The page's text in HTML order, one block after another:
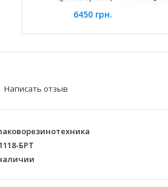
6450 грн.
Написать отзыв
БРТ